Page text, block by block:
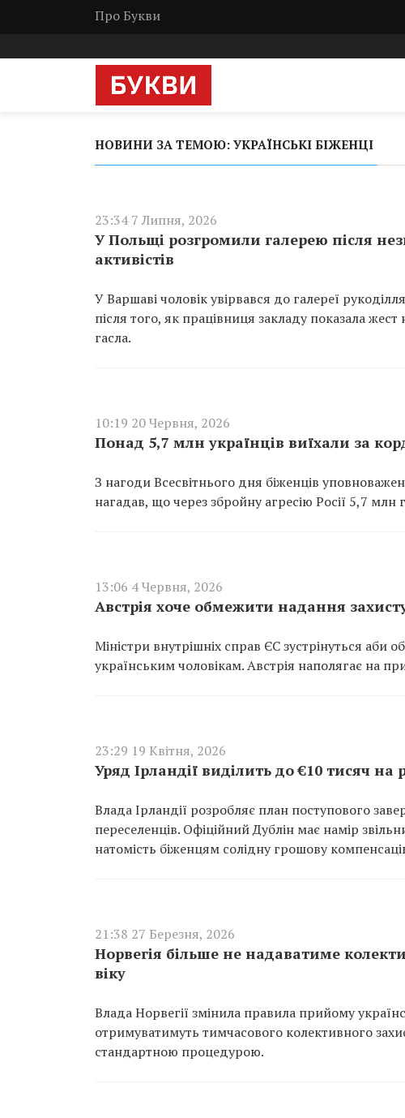
Про Букви
НОВИНИ ЗА ТЕМОЮ: УКРАЇНСЬКІ БІЖЕНЦІ
23:34 7 Липня, 2026
У Польщі розгромили галерею після
активістів
У Варшаві чоловік увірвався до галереї
після того, як працівниця закладу показала
гасла.
10:19 20 Червня, 2026
Понад 5,7 млн українців виїхали за
З нагоди Всесвітнього дня біженців
нагадав, що через збройну агресію Росії 5,7
13:06 4 Червня, 2026
Австрія хоче обмежити надання
Міністри внутрішніх справ ЄС зустрінуться
українським чоловікам. Австрія наполягає на
23:29 19 Квітня, 2026
Уряд Ірландії виділить до €10 тисяч
Влада Ірландії розробляє план поступового
переселенців. Офіційний Дублін має намір
натомість біженцям солідну грошову
21:38 27 Березня, 2026
Норвегія більше не надаватиме
віку
Влада Норвегії змінила правила прийому
отримуватимуть тимчасового колективного
стандартною процедурою.